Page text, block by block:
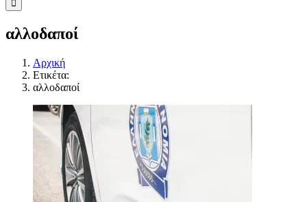
αλλοδαποί
Αρχική
Ετικέτα:
αλλοδαποί